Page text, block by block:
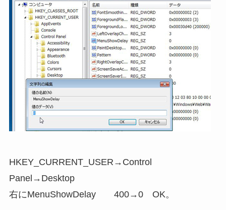
HKEY_CURRENT_USER→Control
Panel→Desktop
右にMenuShowDelay 400→0 OK。